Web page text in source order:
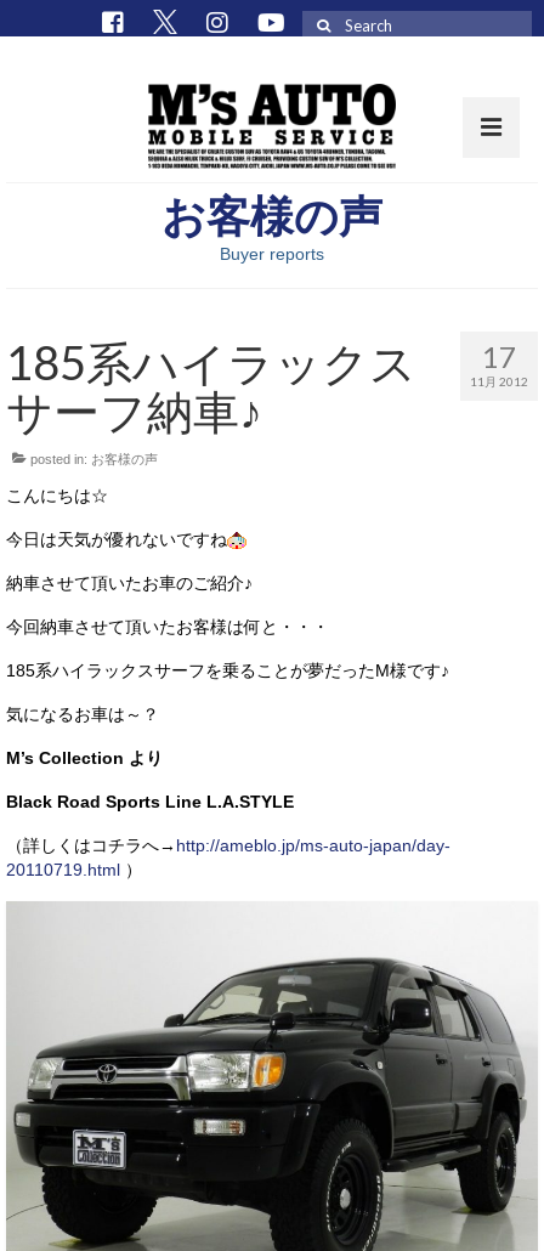
取扱車種一覧
M’sCollectionパーツ一覧
エムズオート
M’sCollection
買取のご案内
店舗情報
店舗情報
会社概要
トップメッセージ
スタッフ紹介
スタッフブログ
お客様の声
お問い合わせ
メールフォーム
お客様の声
Buyer reports
17
11月 2012
185系ハイラックス
サーフ納車♪
posted in: お客様の声
こんにちは☆
今日は天気が優れないですね
納車させて頂いたお車のご紹介♪
今回納車させて頂いたお客様は何と・・・
185系ハイラックスサーフを乗ることが夢だったM様です♪
気になるお車は～？
M’s Collection より
Black Road Sports Line L.A.STYLE
（詳しくはコチラへ→ http://ameblo.jp/ms-auto-japan/day-
20110719.html ）